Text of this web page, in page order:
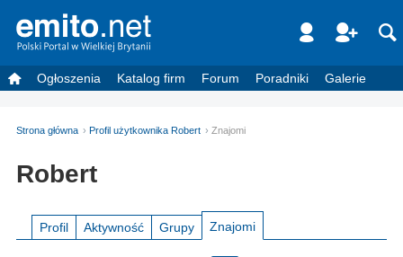
Ogłoszenia Katalog firm Forum Poradniki Galerie
Strona główna Profil użytkownika Robert Znajomi
Robert
Profil Aktywność Grupy Znajomi